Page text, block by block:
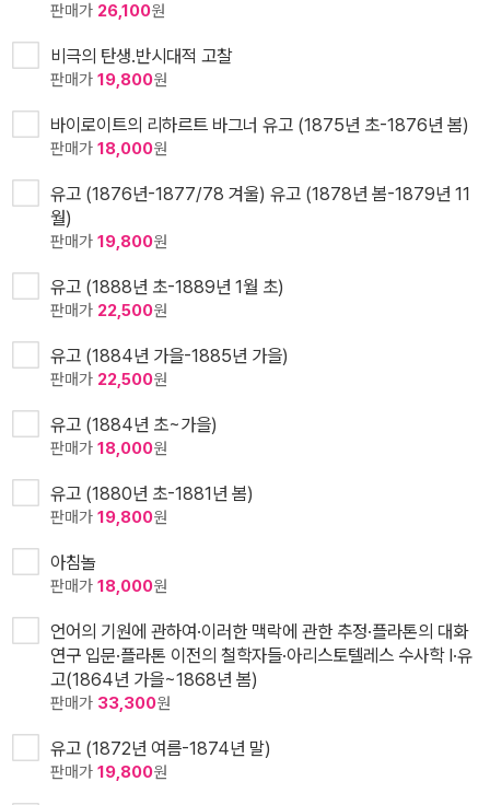
판매가 26,100원
비극의 탄생.반시대적 고찰
판매가 19,800원
바이로이트의 리하르트 바그너 유고 (1875년 초-1876년 봄)
판매가 18,000원
유고 (1876년-1877/78 겨울) 유고 (1878년 봄-1879년 11
월)
판매가 19,800원
유고 (1888년 초-1889년 1월 초)
판매가 22,500원
유고 (1884년 가을-1885년 가을)
판매가 22,500원
유고 (1884년 초~가을)
판매가 18,000원
유고 (1880년 초-1881년 봄)
판매가 19,800원
아침놀
판매가 18,000원
언어의 기원에 관하여·이러한 맥락에 관한 추정·플라톤의 대화
연구 입문·플라톤 이전의 철학자들·아리스토텔레스 수사학 I·유
고(1864년 가을~1868년 봄)
판매가 33,300원
유고 (1872년 여름-1874년 말)
판매가 19,800원